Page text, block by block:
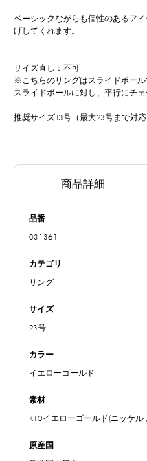
ベーシックながらも個性のあるア
げしてくれます。
サイズ直し：不可
※こちらのリングはスライドボール
スライドボールに対し、平行にチェ
推奨サイズ13号（最大23号まで対応
商品詳細
品番
031361
カテゴリ
リング
サイズ
23号
カラー
イエローゴールド
素材
K10イエローゴールド(ニッケル
原産国